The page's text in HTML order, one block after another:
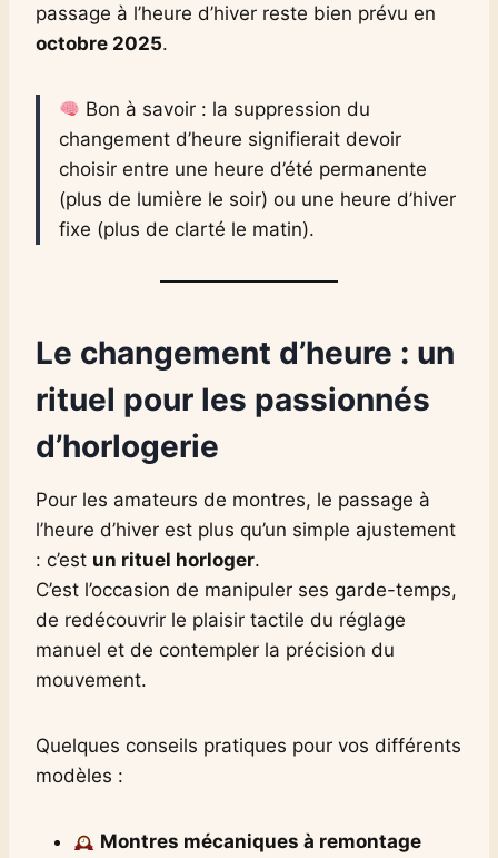
passage à l’heure d’hiver reste bien prévu en
octobre 2025.
Bon à savoir : la suppression du
changement d’heure signifierait devoir
choisir entre une heure d’été permanente
(plus de lumière le soir) ou une heure d’hiver
fixe (plus de clarté le matin).
Le changement d’heure : un
rituel pour les passionnés
d’horlogerie
Pour les amateurs de montres, le passage à
l’heure d’hiver est plus qu’un simple ajustement
: c’est un rituel horloger.
C’est l’occasion de manipuler ses garde-temps,
de redécouvrir le plaisir tactile du réglage
manuel et de contempler la précision du
mouvement.
Quelques conseils pratiques pour vos différents
modèles :
Montres mécaniques à remontage